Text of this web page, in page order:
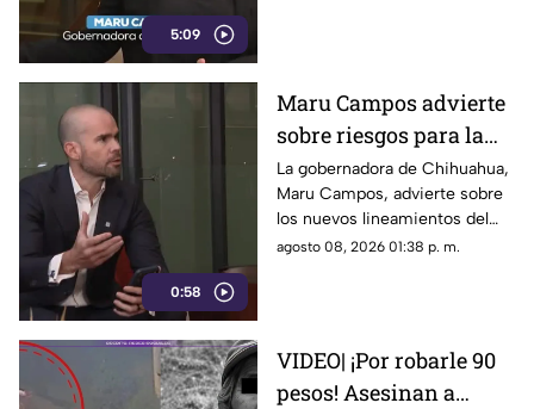
5:09
0:58
Maru Campos advierte
sobre riesgos para la
libertad de expresión
La gobernadora de Chihuahua,
Maru Campos, advierte sobre
los nuevos lineamientos del
Gobierno Federal que
agosto 08, 2026 01:38 p. m.
VIDEO| ¡Por robarle 90
pesos! Asesinan a